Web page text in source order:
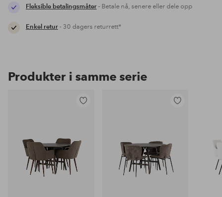
Fleksible betalingsmåter- Betale nå, senere eller dele opp
Enkel retur- 30 dagers returrett*
Produkter i samme serie